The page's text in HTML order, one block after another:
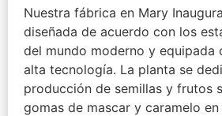
Nuestra fábrica en Mary
diseñada de acuerdo con los
del mundo moderno y equipada
alta tecnología. La planta se
producción de semillas y frutos
gomas de mascar y caramelo en